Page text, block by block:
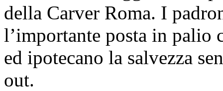
della Carver Roma. I
l’importante posta in
ed ipotecano la salvezza
out.